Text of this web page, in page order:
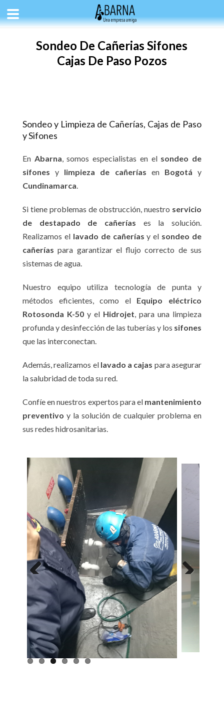
Sondeo De Cañerias Sifones
Cajas De Paso Pozos
Sondeo y Limpieza de Cañerías, Cajas de Paso
y Sifones
En Abarna, somos especialistas en el sondeo de
sifones y limpieza de cañerías en Bogotá y
Cundinamarca.
Si tiene problemas de obstrucción, nuestro servicio
de destapado de cañerías es la solución.
Realizamos el lavado de cañerías y el sondeo de
cañerías para garantizar el flujo correcto de sus
sistemas de agua.
Nuestro equipo utiliza tecnología de punta y
métodos eficientes, como el Equipo eléctrico
Rotosonda K-50 y el Hidrojet, para una limpieza
profunda y desinfección de las tuberías y los sifones
que las interconectan.
Además, realizamos el lavado a cajas para asegurar
la salubridad de toda su red.
Confíe en nuestros expertos para el mantenimiento
preventivo y la solución de cualquier problema en
sus redes hidrosanitarias.
Previous Next